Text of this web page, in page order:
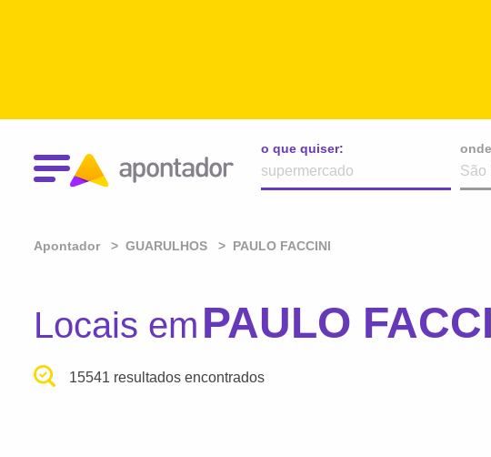
o que quiser:
Apontador GUARULHOS PAULO FACCINI
Locais em PAULO
15541 resultados encontrados